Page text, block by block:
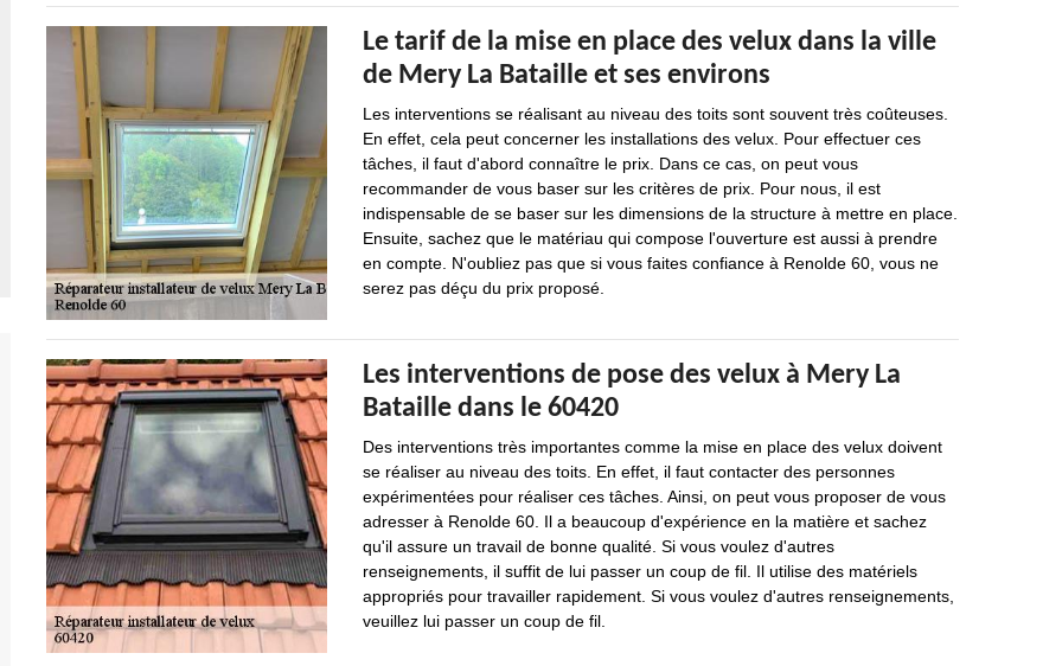
Le tarif de la mise en place des velux dans la ville
de Mery La Bataille et ses environs
Les interventions se réalisant au niveau des toits sont souvent très coûteuses.
En effet, cela peut concerner les installations des velux. Pour effectuer ces
tâches, il faut d'abord connaître le prix. Dans ce cas, on peut vous
recommander de vous baser sur les critères de prix. Pour nous, il est
indispensable de se baser sur les dimensions de la structure à mettre en place.
Ensuite, sachez que le matériau qui compose l'ouverture est aussi à prendre
en compte. N'oubliez pas que si vous faites confiance à Renolde 60, vous ne
serez pas déçu du prix proposé.
Les interventions de pose des velux à Mery La
Bataille dans le 60420
Des interventions très importantes comme la mise en place des velux doivent
se réaliser au niveau des toits. En effet, il faut contacter des personnes
expérimentées pour réaliser ces tâches. Ainsi, on peut vous proposer de vous
adresser à Renolde 60. Il a beaucoup d'expérience en la matière et sachez
qu'il assure un travail de bonne qualité. Si vous voulez d'autres
renseignements, il suffit de lui passer un coup de fil. Il utilise des matériels
appropriés pour travailler rapidement. Si vous voulez d'autres renseignements,
veuillez lui passer un coup de fil.